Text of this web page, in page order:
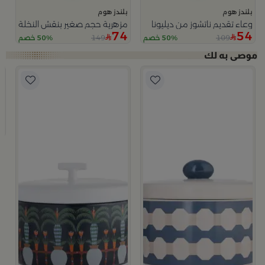
بلندز هوم
وعاء تقديم ناتشوز من ديليونا
54
109 50% خصم
بلندز هوم
مزهرية حجم صغير بنقش النخلة
74
149 50% خصم